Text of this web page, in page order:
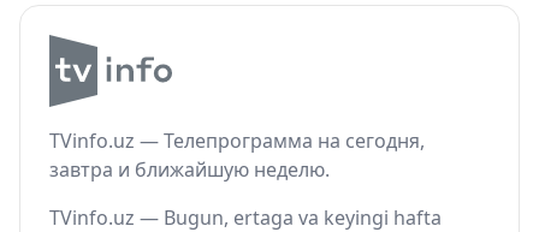
TVinfo.uz — Телепрограмма на сегодня,
завтра и ближайшую неделю.
TVinfo.uz — Bugun, ertaga va keyingi hafta